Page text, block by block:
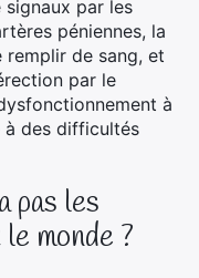
signaux par les
péniennes, la
de sang, et
par le
à
à des difficultés
pas les
monde ?